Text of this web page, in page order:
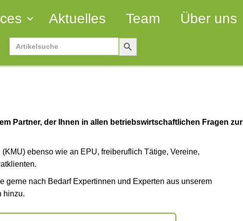
Aktuelles Team Über uns
Search
for:
Search
Button
Partner, der Ihnen in allen betriebswirtschaftlichen Fragen zur
ebenso wie an EPU, freiberuflich Tätige, Vereine,
gerne nach Bedarf Expertinnen und Experten aus unserem
hinzu.